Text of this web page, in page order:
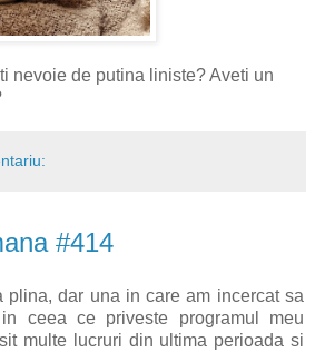
nevoie de putina liniste? Aveti un
#414
plina, dar una in care am incercat sa
ceea ce priveste programul meu
multe lucruri din ultima perioada si